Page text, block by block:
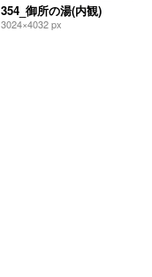
354_御所の湯(内観)
3024×4032 px